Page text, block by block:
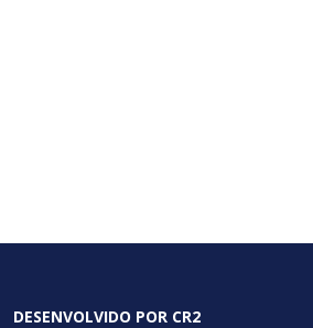
DESENVOLVIDO POR CR2